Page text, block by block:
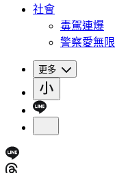
社會
毒駕連爆
警察愛無限
更多